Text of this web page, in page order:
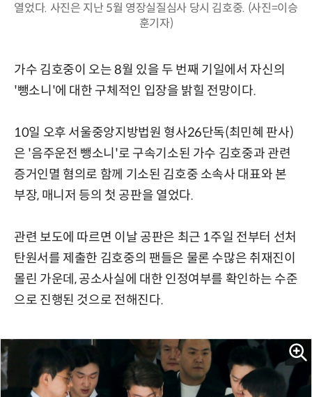
열었다. 사진은 지난 5월 영장실질심사 당시 김호중. (사진=이승
훈기자)
가수 김호중이 오는 8월 있을 두 번째 기일에서 자신의
'뺑소니'에 대한 구체적인 입장을 밝힐 전망이다.
10일 오후 서울중앙지방법원 형사26단독(최민혜 판사)
은 '음주운전 뺑소니'로 구속기소된 가수 김호중과 관련
증거인멸 혐의로 함께 기소된 김호중 소속사 대표와 본
부장, 매니저 등의 첫 공판을 열었다.
관련 보도에 따르면 이날 공판은 최근 1주일 전부터 선처
탄원서를 제출한 김호중의 팬들은 물론 수많은 취재진이
몰린 가운데, 공소사실에 대한 인정여부를 확인하는 수준
으로 진행된 것으로 전해진다.